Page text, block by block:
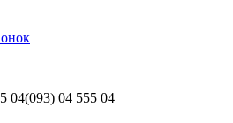
04(093) 04 555 04